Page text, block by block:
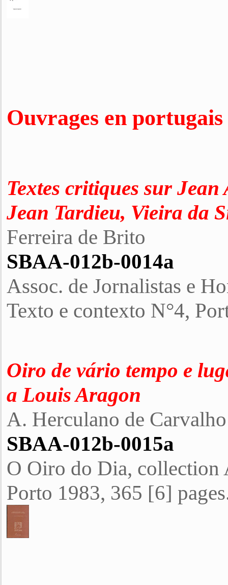
Ouvrages en portugais
Textes critiques sur
Jean Tardieu, Vieira da
Ferreira de Brito
SBAA-012b-0014a
Assoc. de Jornalistas e
Texto e contexto N°4,
Oiro de vário tempo e
a Louis Aragon
A. Herculano de Carvalho
SBAA-012b-0015a
O Oiro do Dia, collection
Porto 1983, 365 [6]